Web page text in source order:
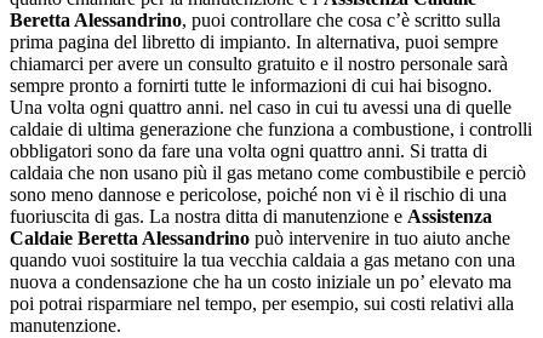
Beretta Alessandrino, puoi controllare che cosa c’è scritto sulla
prima pagina del libretto di impianto. In alternativa, puoi sempre
chiamarci per avere un consulto gratuito e il nostro personale sarà
sempre pronto a fornirti tutte le informazioni di cui hai bisogno.
Una volta ogni quattro anni. nel caso in cui tu avessi una di quelle
caldaie di ultima generazione che funziona a combustione, i controlli
obbligatori sono da fare una volta ogni quattro anni. Si tratta di
caldaia che non usano più il gas metano come combustibile e perciò
sono meno dannose e pericolose, poiché non vi è il rischio di una
fuoriuscita di gas. La nostra ditta di manutenzione e Assistenza
Caldaie Beretta Alessandrino può intervenire in tuo aiuto anche
quando vuoi sostituire la tua vecchia caldaia a gas metano con una
nuova a condensazione che ha un costo iniziale un po’ elevato ma
poi potrai risparmiare nel tempo, per esempio, sui costi relativi alla
manutenzione.